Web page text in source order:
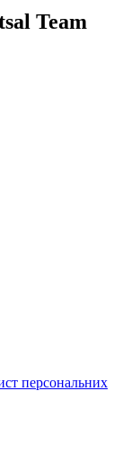
Team
персональних